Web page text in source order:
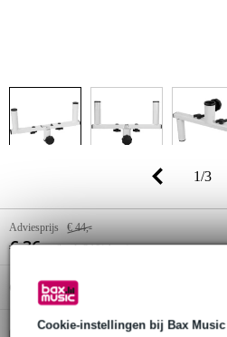
Cookie-instellingen bij Bax Music
1/3
Adviesprijs € 44,-
€ 36,- (incl. 21% btw)
Online voorraadstatus: